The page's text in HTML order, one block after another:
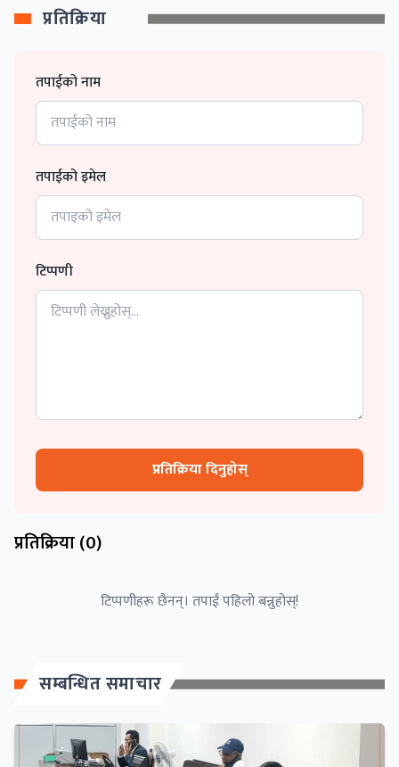
प्रतिक्रिया
तपाईको नाम
तपाईको इमेल
टिप्पणी
प्रतिक्रिया दिनुहोस्
प्रतिक्रिया (0)
टिप्पणीहरू छैनन्। तपाईं पहिलो बन्नुहोस्!
सम्बन्धित समाचार